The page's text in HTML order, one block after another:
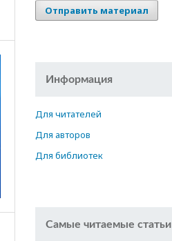
Отправить материал
Информация
Для читателей
Для авторов
Для библиотек
Самые читаемые статьи